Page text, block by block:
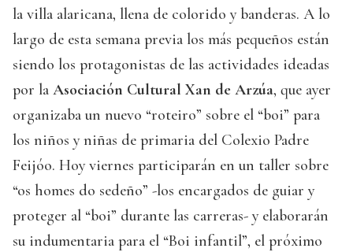
la villa alaricana, llena de colorido y banderas. A lo
largo de esta semana previa los más pequeños están
siendo los protagonistas de las actividades ideadas
por la Asociación Cultural Xan de Arzúa, que ayer
organizaba un nuevo “roteiro” sobre el “boi” para
los niños y niñas de primaria del Colexio Padre
Feijóo. Hoy viernes participarán en un taller sobre
“os homes do sedeño” -los encargados de guiar y
proteger al “boi” durante las carreras- y elaborarán
su indumentaria para el “Boi infantil”, el próximo